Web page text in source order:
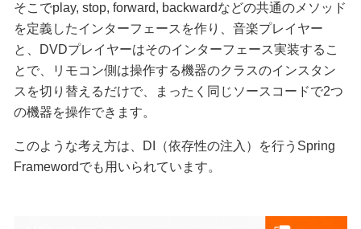
そこでplay, stop, forward, backwardなどの共通のメソッド
を定義したインターフェースを作り、音楽プレイヤー
と、DVDプレイヤーはそのインターフェース実装するこ
とで、リモコン側は操作する機器のクラスのインスタン
スを切り替えるだけで、まったく同じソースコードで2つ
の機器を操作できます。
このような考え方は、DI（依存性の注入）を行うSpring
Framewordでも用いられています。